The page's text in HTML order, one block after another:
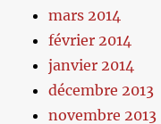
mars 2014
février 2014
janvier 2014
décembre 2013
novembre 2013